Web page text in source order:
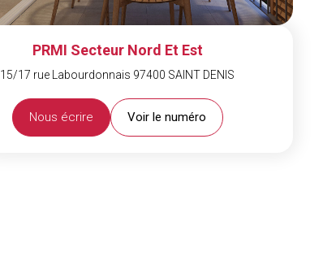
PRMI Secteur Nord Et Est
15/17 rue Labourdonnais 97400 SAINT DENIS
Nous écrire Voir le numéro